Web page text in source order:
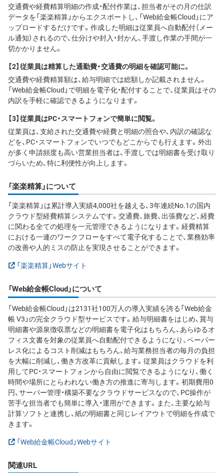
交通費や経費精算明細の作成・配付作業は、担当者がその月の仕訳
データを「楽楽精算」からエクスポートし、「Web給金帳Cloud」にア
ップロードするだけです。作成した明細は従業員へ自動配付（メー
ル通知）されるので、仕分けや封入・封かん、手渡し作業の手間が一
切かかりません。
【2】従業員は精算した通勤費・交通費の明細を確認可能に。
交通費や経費精算額は、給与明細では総額しか記載されません。
「Web給金帳Cloud」で明細を電子化・配付することで、従業員はその
内訳を手軽に確認できるようになります。
【3】従業員はPC・スマートフォンで簡単に閲覧。
従業員は、支給された交通費や経費と明細の照合や、内訳の確認な
どを、PC・スマートフォンでいつでもどこからでも行えます。外出
が多く申請頻度も高い営業担当者は、手渡しでは明細書を受け取り
づらいため、特に利便性が向上します。
「楽楽精算」について
「楽楽精算」は累計導入実績4,000社を越える、3年連続No.1の国内
クラウド型経費精算システムです。交通費、旅費、出張費など、経費
に関わる全ての処理を一元管理できるようになります。経費精算
における一連のワークフローをすべて電子化することで、業務効率
の改善や人的ミスの防止を実現させることができます。
「楽楽精算」Webサイト
「Web給金帳Cloud」について
「Web給金帳Cloud」は2131社100万人の導入実績を誇る「Web給金
帳 V3」の完全クラウド型サービスです。給与明細書をはじめ、賞与
明細書や源泉徴収票などの明細書を電子化はもちろん、あらゆるオ
フィス文書を対象の従業員へ自動配付できるようになり、ペーパー
レス化によるコスト削減はもちろん、給与業務担当者の毎月の負担
を大幅に削減し、働き方改革に貢献します。従業員はクラウドを利
用してPC・スマートフォンから自由に閲覧できるようになり、働く
時間や場所にとらわれない働き方の推進に寄与します。初期費用0
円、サーバー管理・構築不要なクラウドサービスなので、PC操作が
苦手な担当者でも簡単に導入・運用ができます。また、主要な給与
計算ソフトと連携し、紙の明細書と同じレイアウトで明細を作成で
きます。
「Web給金帳Cloud」Webサイト
関連URL